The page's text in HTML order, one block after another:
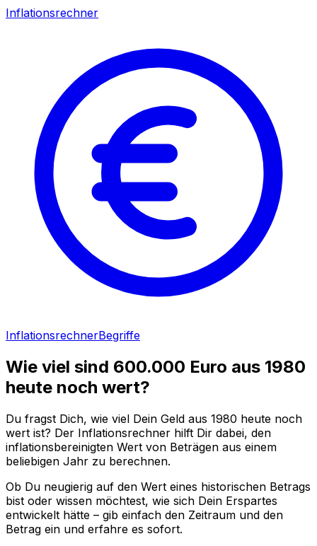
Inflationsrechner
InflationsrechnerBegriffe
Wie viel sind 600.000 Euro aus 1980
heute noch wert?
Du fragst Dich, wie viel Dein Geld aus 1980 heute noch
wert ist? Der Inflationsrechner hilft Dir dabei, den
inflationsbereinigten Wert von Beträgen aus einem
beliebigen Jahr zu berechnen.
Ob Du neugierig auf den Wert eines historischen Betrags
bist oder wissen möchtest, wie sich Dein Erspartes
entwickelt hätte – gib einfach den Zeitraum und den
Betrag ein und erfahre es sofort.